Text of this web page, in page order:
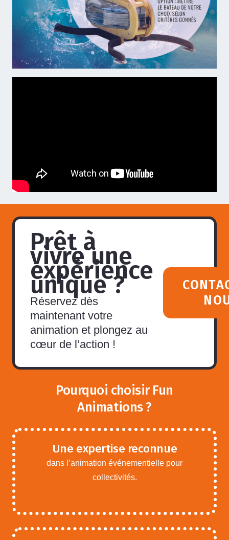
Prêt à
vivre une
expérience
unique ?
Réservez dès
maintenant votre
animation et plongez au
cœur de l’action !
Pourquoi choisir Fun
Animations ?
Une expertise reconnue
dans l’animation événementielle pour
collectivités.